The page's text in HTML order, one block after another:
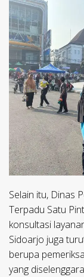
Selain itu, Dinas
Terpadu Satu
konsultasi
Sidoarjo juga
berupa
yang